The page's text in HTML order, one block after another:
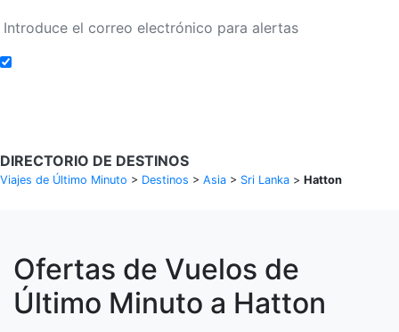
DIRECTORIO DE DESTINOS
Viajes de Último Minuto > Destinos > Asia > Sri Lanka > Hatton
Ofertas de Vuelos de
Último Minuto a Hatton